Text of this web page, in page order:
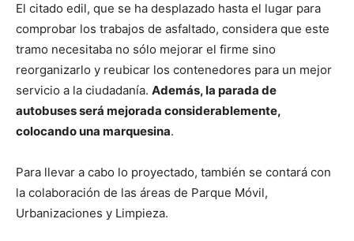
El citado edil, que se ha desplazado hasta el lugar para
comprobar los trabajos de asfaltado, considera que este
tramo necesitaba no sólo mejorar el firme sino
reorganizarlo y reubicar los contenedores para un mejor
servicio a la ciudadanía. Además, la parada de
autobuses será mejorada considerablemente,
colocando una marquesina.
Para llevar a cabo lo proyectado, también se contará con
la colaboración de las áreas de Parque Móvil,
Urbanizaciones y Limpieza.